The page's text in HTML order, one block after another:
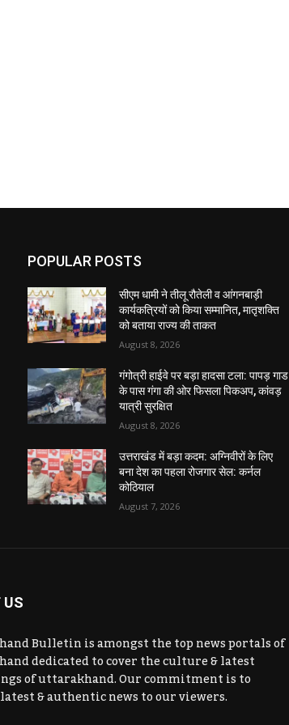
POPULAR POSTS
सीएम धामी ने तीलू रौतेली व आंगनबाड़ी
कार्यकत्रियों को किया सम्मानित, मातृशक्ति
को बताया राज्य की ताकत
August 8, 2026
गंगोत्री हाईवे पर बड़ा हादसा टला: पापड़ गाड
के पास गंगा की ओर फिसला पिकअप, कांवड़
यात्री सुरक्षित
August 8, 2026
उत्तराखंड में बड़ा कदम: अग्निवीरों के लिए
बना देश का पहला रोजगार सेल: कर्नल
कोठियाल
August 7, 2026
US
Bulletin is amongst the top news portals of
dedicated to cover the culture & latest
of uttarakhand. Our commitment is to
& authentic news to our viewers.